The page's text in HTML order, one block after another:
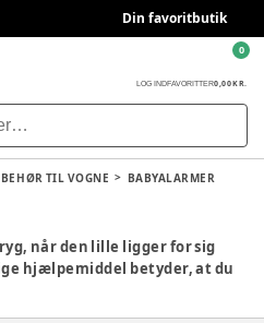
Din favoritbutik
LOG INDFAVORITTER0,00 KR.
0
TIL VOGNE BABYALARMER
når den lille ligger for sig
hjælpemiddel betyder, at du
i pendulfart for at tjekke til